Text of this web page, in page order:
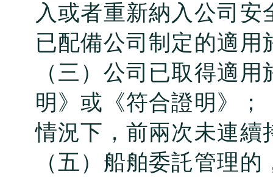
入或者重新納入公司
已配備公司制定的適
（三）公司已取得適
明》或《符合證明》
情況下，前兩次未連續
（五）船舶委託管理